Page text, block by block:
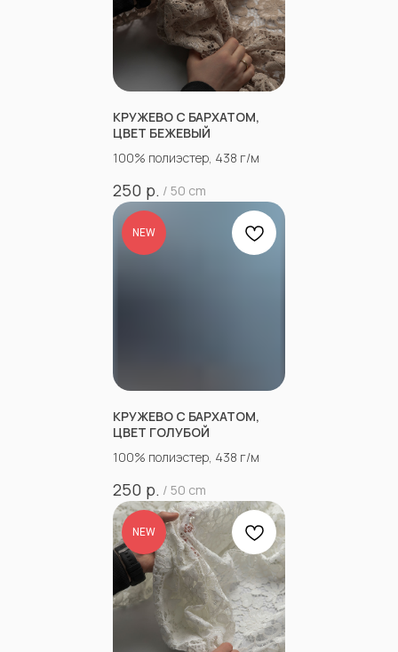
КРУЖЕВО С БАРХАТОМ,
ЦВЕТ БЕЖЕВЫЙ
100% полиэстер, 438 г/м
250 р. / 50 cm
NEW
КРУЖЕВО С БАРХАТОМ,
ЦВЕТ ГОЛУБОЙ
100% полиэстер, 438 г/м
250 р. / 50 cm
NEW